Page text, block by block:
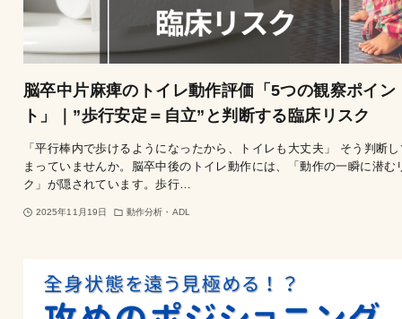
脳卒中片麻痺のトイレ動作評価「5つの観察ポイン
ト」｜”歩行安定＝自立”と判断する臨床リスク
「平行棒内で歩けるようになったから、トイレも大丈夫」 そう判断
まっていませんか。脳卒中後のトイレ動作には、「動作の一瞬に潜む
ク」が隠されています。歩行…
2025年11月19日 動作分析・ADL